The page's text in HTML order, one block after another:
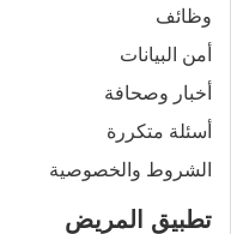
وظائف
أمن البيانات
أخبار وصحافة
أسئلة متكررة
الشروط والخصوصية
تطبيق المريض